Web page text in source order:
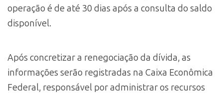
operação é de até 30 dias após a consulta do saldo
disponível.
Após concretizar a renegociação da dívida, as
informações serão registradas na Caixa Econômica
Federal, responsável por administrar os recursos